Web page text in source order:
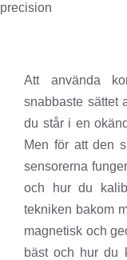
precision
Att använda
snabbaste sättet
du står i en
Men för att den
sensorerna
och hur du
tekniken bakom
magnetisk och
bäst och hur du